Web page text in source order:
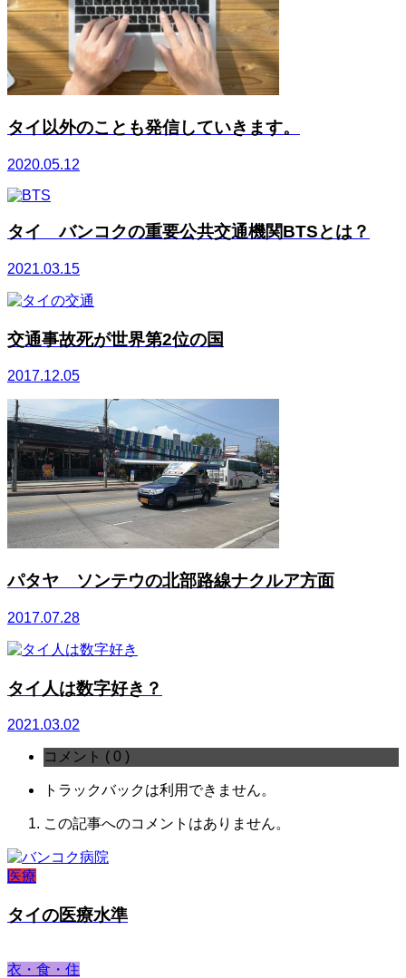
タイ以外のことも発信していきます。
2020.05.12
タイ バンコクの重要公共交通機関BTSとは？
2021.03.15
交通事故死が世界第2位の国
2017.12.05
パタヤ ソンテウの北部路線ナクルア方面
2017.07.28
タイ人は数字好き？
2021.03.02
コメント ( 0 )
トラックバックは利用できません。
この記事へのコメントはありません。
医療
タイの医療水準
衣・食・住